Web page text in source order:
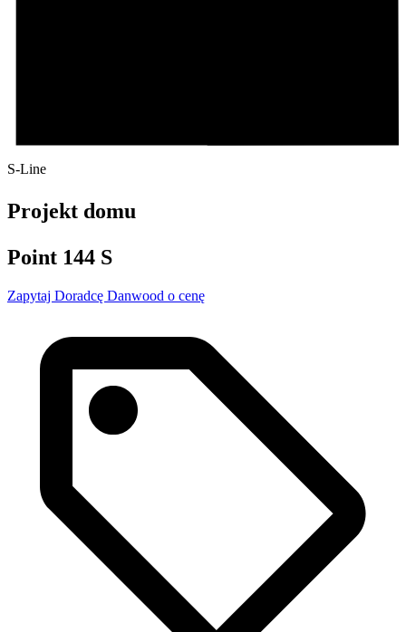
S-Line
Projekt domu
Point 144 S
Zapytaj Doradcę Danwood o cenę